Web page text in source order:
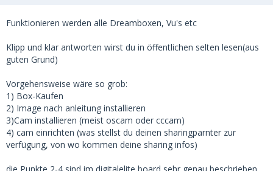
Funktionieren werden alle Dreamboxen, Vu's etc
Klipp und klar antworten wirst du in öffentlichen selten lesen(aus
guten Grund)
Vorgehensweise wäre so grob:
1) Box-Kaufen
2) Image nach anleitung installieren
3)Cam installieren (meist oscam oder cccam)
4) cam einrichten (was stellst du deinen sharingparnter zur
verfügung, von wo kommen deine sharing infos)